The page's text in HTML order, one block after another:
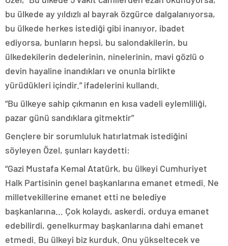
bu ülkede ay yıldızlı al bayrak özgürce dalgalanıyorsa,
bu ülkede herkes istediği gibi inanıyor, ibadet
ediyorsa, bunların hepsi, bu salondakilerin, bu
ülkedekilerin dedelerinin, ninelerinin, mavi gözlü o
devin hayaline inandıkları ve onunla birlikte
yürüdükleri içindir.” ifadelerini kullandı.
“Bu ülkeye sahip çıkmanın en kısa vadeli eylemliliği,
pazar günü sandıklara gitmektir”
Gençlere bir sorumluluk hatırlatmak istediğini
söyleyen Özel, şunları kaydetti:
“Gazi Mustafa Kemal Atatürk, bu ülkeyi Cumhuriyet
Halk Partisinin genel başkanlarına emanet etmedi. Ne
milletvekillerine emanet etti ne belediye
başkanlarına… Çok kolaydı, askerdi, orduya emanet
edebilirdi, genelkurmay başkanlarına dahi emanet
etmedi. Bu ülkeyi biz kurduk. Onu yükseltecek ve